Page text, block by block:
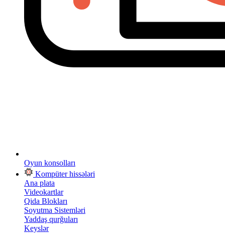
Oyun konsolları
Kompüter hissələri
Ana plata
Videokartlar
Qida Blokları
Soyutma Sistemləri
Yaddaş qurğuları
Keyslər